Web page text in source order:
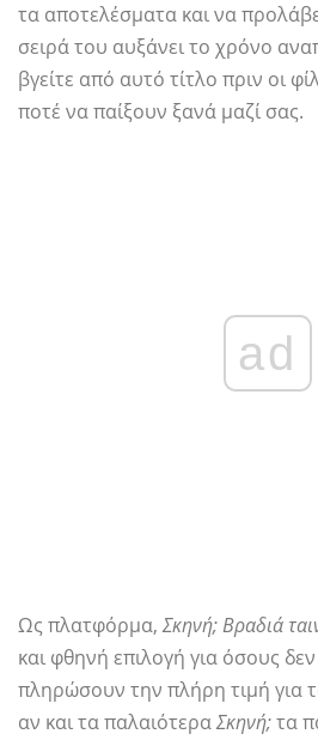
τα αποτελέσματα και να
σειρά του αυξάνει το χρόνο
βγείτε από αυτό τίτλο πριν οι
ποτέ να παίξουν ξανά μαζί σας.
ad
Ως πλατφόρμα, Σκηνή; Βραδιά
και φθηνή επιλογή για όσους
πληρώσουν την πλήρη τιμή για
αν και τα παλαιότεραΣκηνή;τα